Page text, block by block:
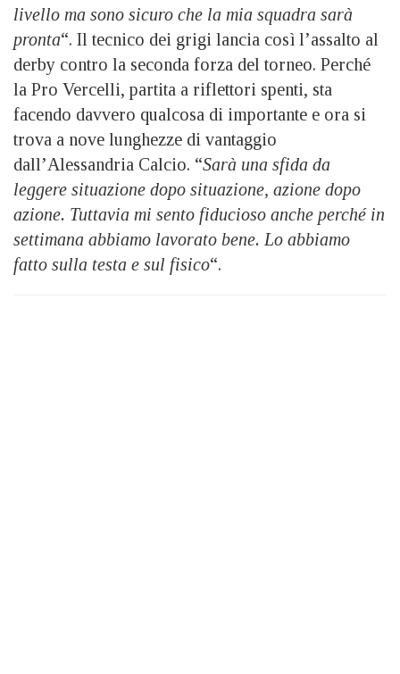
livello ma sono sicuro che la mia squadra sarà
pronta“. Il tecnico dei grigi lancia così l’assalto al
derby contro la seconda forza del torneo. Perché
la Pro Vercelli, partita a riflettori spenti, sta
facendo davvero qualcosa di importante e ora si
trova a nove lunghezze di vantaggio
dall’Alessandria Calcio. “Sarà una sfida da
leggere situazione dopo situazione, azione dopo
azione. Tuttavia mi sento fiducioso anche perché in
settimana abbiamo lavorato bene. Lo abbiamo
fatto sulla testa e sul fisico“.